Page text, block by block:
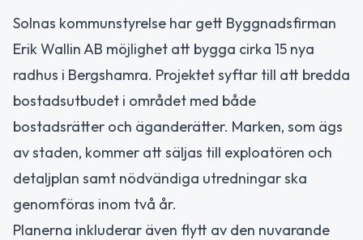
Solnas kommunstyrelse har gett Byggnadsfirman
Erik Wallin AB möjlighet att bygga cirka 15 nya
radhus i Bergshamra. Projektet syftar till att bredda
bostadsutbudet i området med både
bostadsrätter och äganderätter. Marken, som ägs
av staden, kommer att säljas till exploatören och
detaljplan samt nödvändiga utredningar ska
genomföras inom två år.
Planerna inkluderar även flytt av den nuvarande